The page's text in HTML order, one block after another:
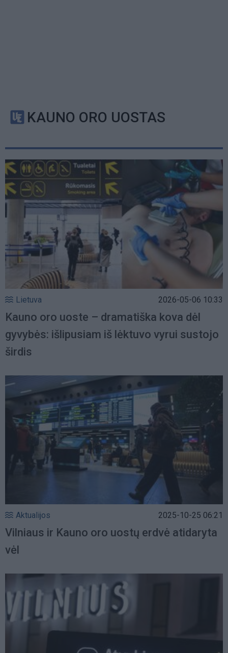
KAUNO ORO UOSTAS
Lietuva 2026-05-06 10:33
Kauno oro uoste – dramatiška kova dėl
gyvybės: išlipusiam iš lėktuvo vyrui sustojo
širdis
Aktualijos 2025-10-25 06:21
Vilniaus ir Kauno oro uostų erdvė atidaryta
vėl